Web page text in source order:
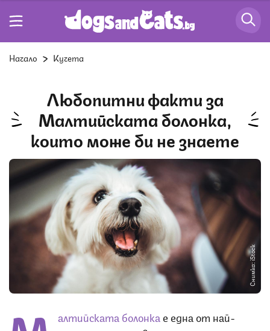
Начало Кучета
Любопитни факти за
Малтийската болонка,
които може би не знаете
Снимка: iStock
алтийската болонкае една от най-